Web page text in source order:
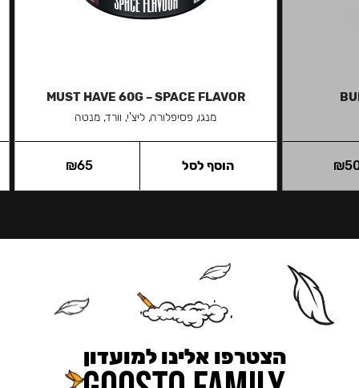
₪
MUST HAVE 60G – SPACE FLAVOR
מנגו, פסיפלורה, ליצ'י, וורד, מנטה
₪65 הוסף לסל
הצטרפו אלינו למועדון